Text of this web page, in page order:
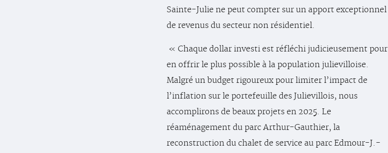
Sainte-Julie ne peut compter sur un apport exceptionnel
de revenus du secteur non résidentiel.
« Chaque dollar investi est réfléchi judicieusement pour
en offrir le plus possible à la population julievilloise.
Malgré un budget rigoureux pour limiter l’impact de
l’inflation sur le portefeuille des Julievillois, nous
accomplirons de beaux projets en 2025. Le
réaménagement du parc Arthur-Gauthier, la
reconstruction du chalet de service au parc Edmour-J.-